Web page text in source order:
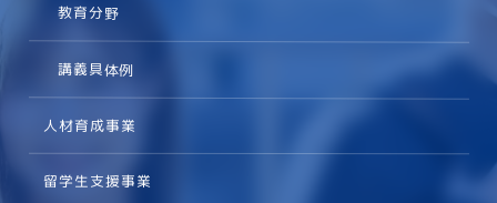
教育分野
講義具体例
人材育成事業
留学生支援事業